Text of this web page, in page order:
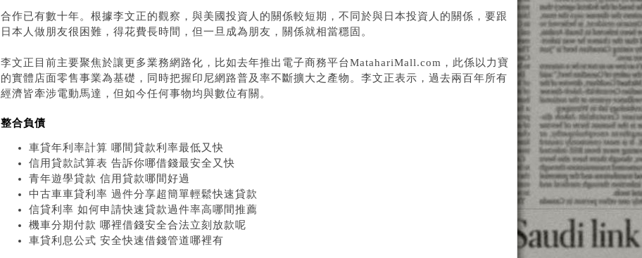
合作已有數十年。根據李文正的觀察，與美國投資人的關係較短期，不同於與日本投資人的關係，要跟
日本人做朋友很困難，得花費長時間，但一旦成為朋友，關係就相當穩固。
李文正目前主要聚焦於讓更多業務網路化，比如去年推出電子商務平台MatahariMall.com，此係以力寶
的實體店面零售事業為基礎，同時把握印尼網路普及率不斷擴大之產物。李文正表示，過去兩百年所有
經濟皆牽涉電動馬達，但如今任何事物均與數位有關。
整合負債
車貸年利率計算 哪間貸款利率最低又快
信用貸款試算表 告訴你哪借錢最安全又快
青年遊學貸款 信用貸款哪間好過
中古車車貸利率 過件分享超簡單輕鬆快速貸款
信貸利率 如何申請快速貸款過件率高哪間推薦
機車分期付款 哪裡借錢安全合法立刻放款呢
車貸利息公式 安全快速借錢管道哪裡有